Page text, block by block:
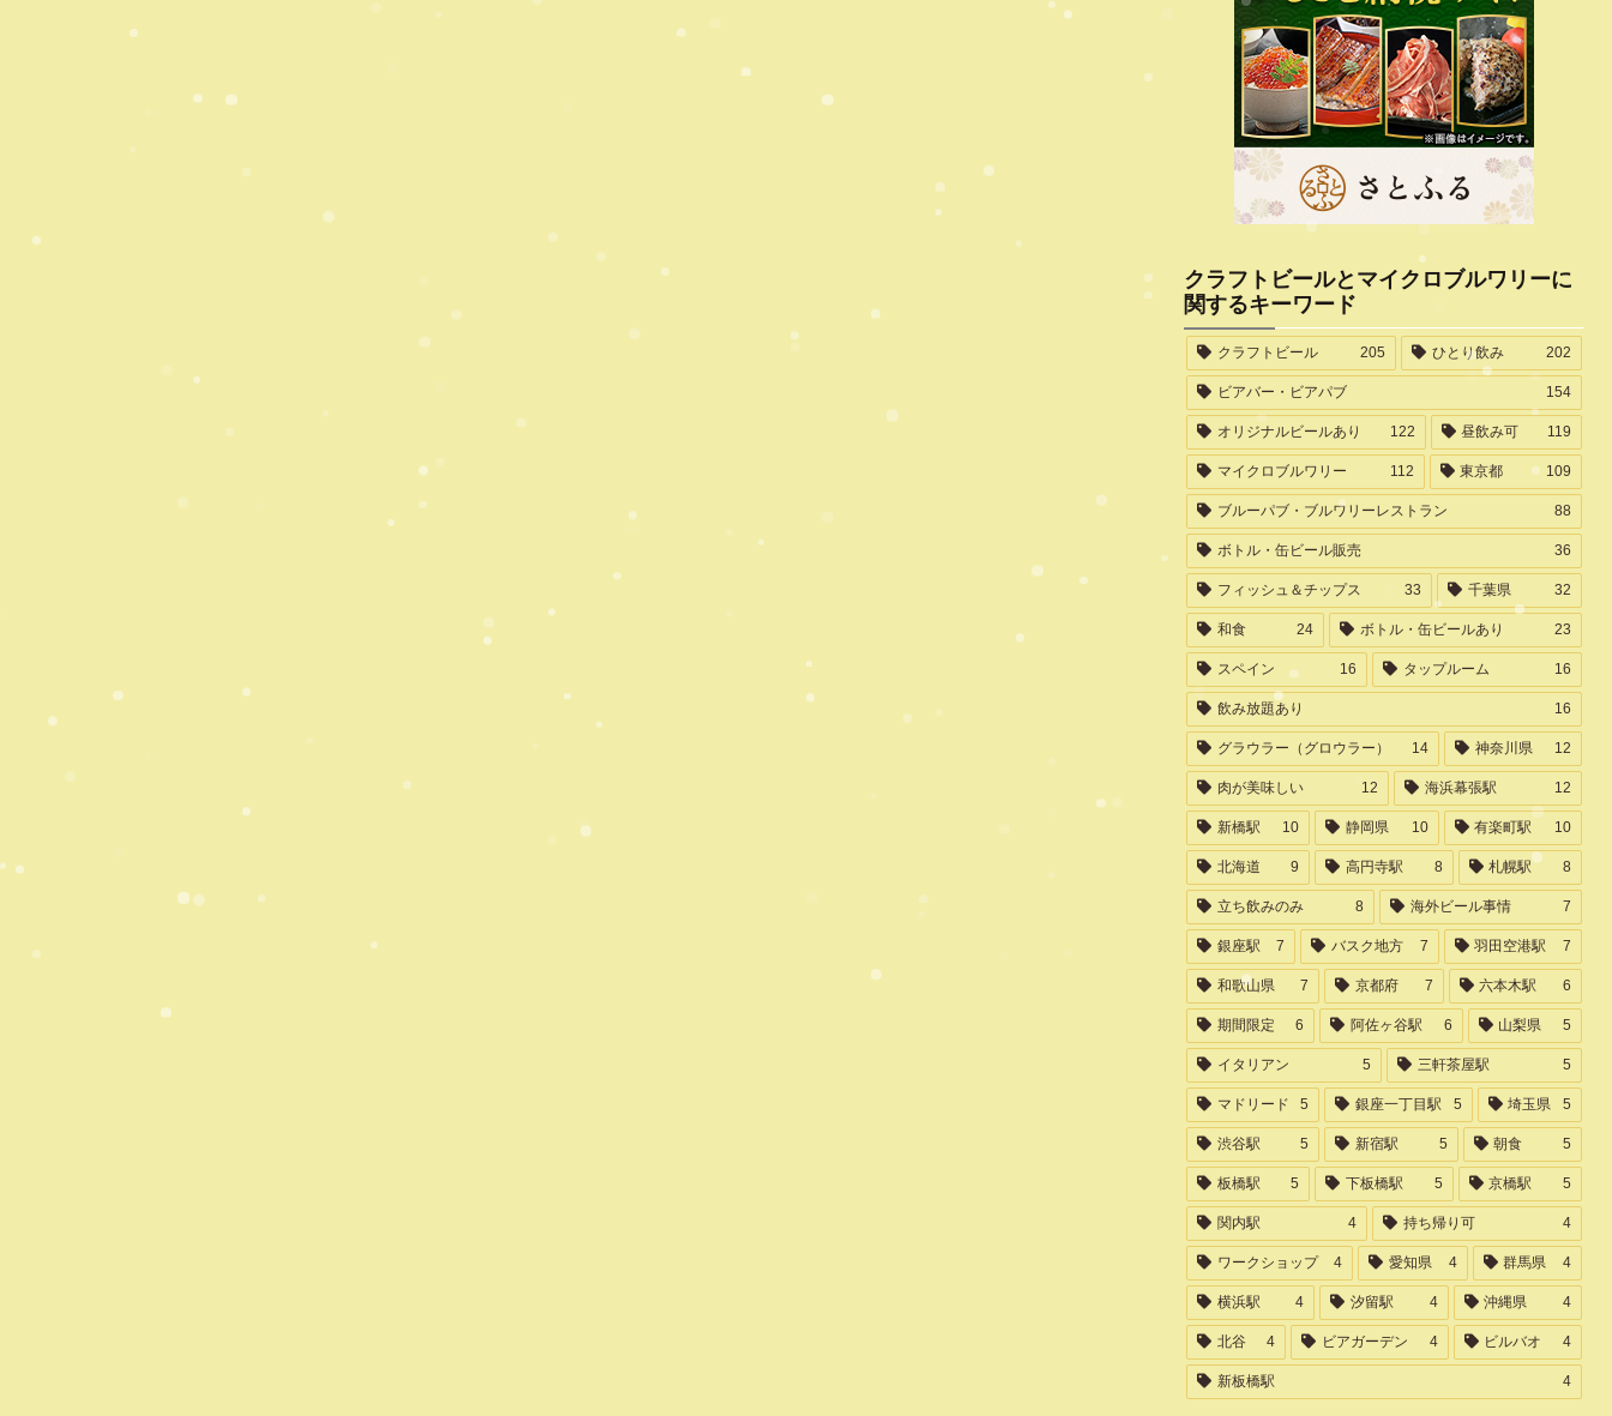
クラフトビールとマイクロブルワリーに
関するキーワード
クラフトビール 205 ひとり飲み 202
ビアバー・ビアパブ 154
オリジナルビールあり 122 昼飲み可 119
マイクロブルワリー 112 東京都 109
ブルーパブ・ブルワリーレストラン 88
ボトル・缶ビール販売 36
フィッシュ＆チップス 33 千葉県 32
和食 24 ボトル・缶ビールあり 23
スペイン 16 タップルーム 16
飲み放題あり 16
グラウラー（グロウラー） 14 神奈川県 12
肉が美味しい 12 海浜幕張駅 12
新橋駅 10 静岡県 10 有楽町駅 10
北海道 9 高円寺駅 8 札幌駅 8
立ち飲みのみ 8 海外ビール事情 7
銀座駅 7 バスク地方 7 羽田空港駅 7
和歌山県 7 京都府 7 六本木駅 6
期間限定 6 阿佐ヶ谷駅 6 山梨県 5
イタリアン 5 三軒茶屋駅 5
マドリード 5 銀座一丁目駅 5 埼玉県 5
渋谷駅 5 新宿駅 5 朝食 5
板橋駅 5 下板橋駅 5 京橋駅 5
関内駅 4 持ち帰り可 4
ワークショップ 4 愛知県 4 群馬県 4
横浜駅 4 汐留駅 4 沖縄県 4
北谷 4 ビアガーデン 4 ビルバオ 4
新板橋駅 4